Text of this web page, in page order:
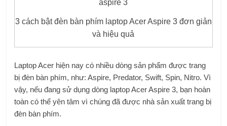
3 cách bật đèn bàn phím laptop Acer Aspire 3 đơn giản
và hiệu quả
Laptop Acer hiện nay có nhiều dòng sản phẩm được trang
bị đèn bàn phím, như: Aspire, Predator, Swift, Spin, Nitro. Vì
vậy, nếu đang sử dụng dòng laptop Acer Aspire 3, bạn hoàn
toàn có thể yên tâm vì chúng đã được nhà sản xuất trang bị
đèn bàn phím.